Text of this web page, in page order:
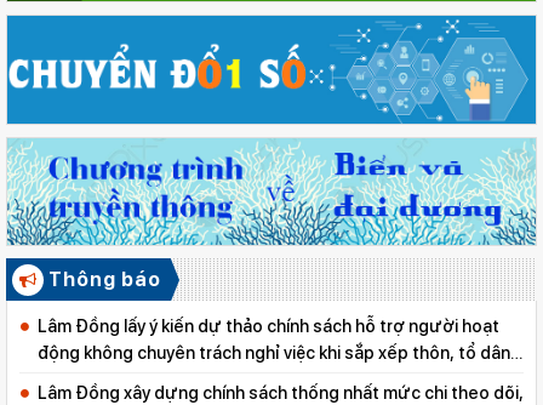
Thông báo
Lâm Đồng lấy ý kiến dự thảo chính sách hỗ trợ người hoạt
động không chuyên trách nghỉ việc khi sắp xếp thôn, tổ dân
phố
Lâm Đồng xây dựng chính sách thống nhất mức chi theo dõi,